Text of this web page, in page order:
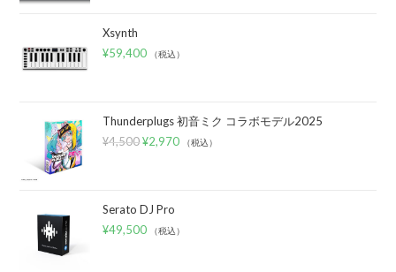
Xsynth
¥59,400 （税込）
Thunderplugs 初音ミク コラボモデル2025
¥4,500 ¥2,970 （税込）
Serato DJ Pro
¥49,500 （税込）